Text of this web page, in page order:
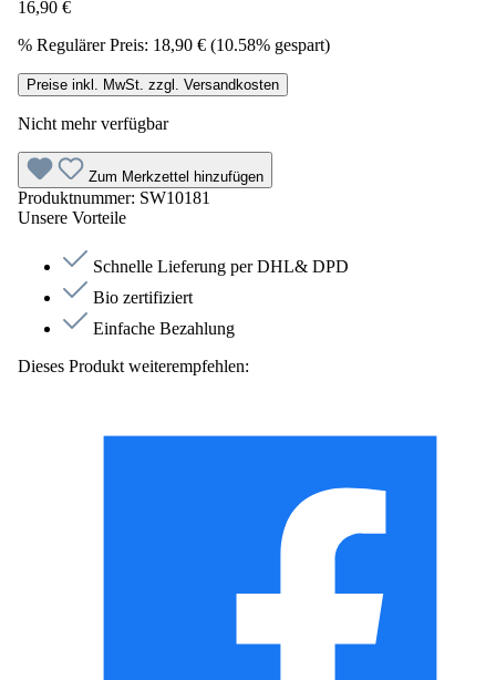
16,90 €
% Regulärer Preis: 18,90 € (10.58% gespart)
Preise inkl. MwSt. zzgl. Versandkosten
Nicht mehr verfügbar
Zum Merkzettel hinzufügen
Produktnummer: SW10181
Unsere Vorteile
Schnelle Lieferung per DHL& DPD
Bio zertifiziert
Einfache Bezahlung
Dieses Produkt weiterempfehlen: